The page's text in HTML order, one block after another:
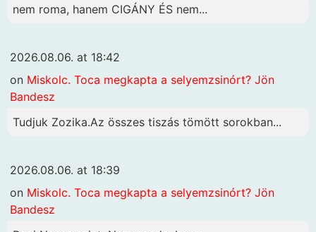
nem roma, hanem CIGÁNY ÉS nem...
2026.08.06. at 18:42
on Miskolc. Toca megkapta a selyemzsinórt? Jön
Bandesz
Tudjuk Zozika.Az összes tiszás tömött sorokban...
2026.08.06. at 18:39
on Miskolc. Toca megkapta a selyemzsinórt? Jön
Bandesz